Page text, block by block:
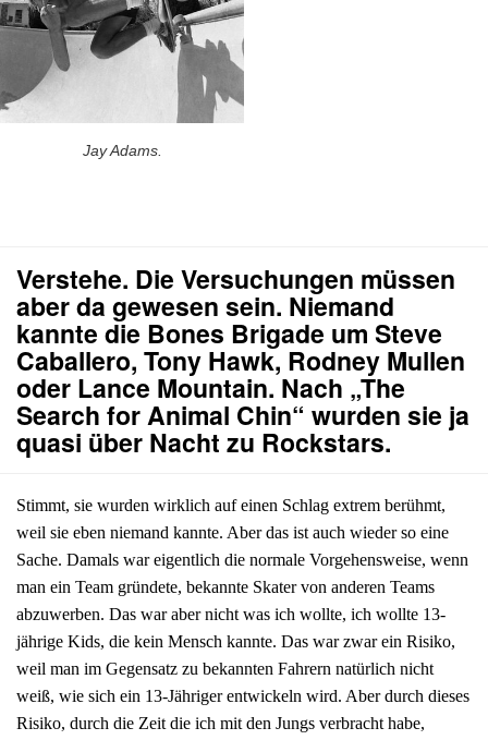
Jay Adams.
Verstehe. Die Versuchungen müssen
aber da gewesen sein. Niemand
kannte die Bones Brigade um Steve
Caballero, Tony Hawk, Rodney Mullen
oder Lance Mountain. Nach „The
Search for Animal Chin“ wurden sie ja
quasi über Nacht zu Rockstars.
Stimmt, sie wurden wirklich auf einen Schlag extrem berühmt,
weil sie eben niemand kannte. Aber das ist auch wieder so eine
Sache. Damals war eigentlich die normale Vorgehensweise, wenn
man ein Team gründete, bekannte Skater von anderen Teams
abzuwerben. Das war aber nicht was ich wollte, ich wollte 13-
jährige Kids, die kein Mensch kannte. Das war zwar ein Risiko,
weil man im Gegensatz zu bekannten Fahrern natürlich nicht
weiß, wie sich ein 13-Jähriger entwickeln wird. Aber durch dieses
Risiko, durch die Zeit die ich mit den Jungs verbracht habe,